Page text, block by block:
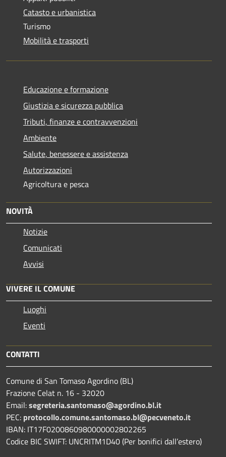
Catasto e urbanistica
Turismo
Mobilità e trasporti
Educazione e formazione
Giustizia e sicurezza pubblica
Tributi, finanze e contravvenzioni
Ambiente
Salute, benessere e assistenza
Autorizzazioni
Agricoltura e pesca
NOVITÀ
Notizie
Comunicati
Avvisi
VIVERE IL COMUNE
Luoghi
Eventi
CONTATTI
Comune di San Tomaso Agordino (BL)
Frazione Celat n. 16 - 32020
Email:segreteria.santomaso@agordino.bl.it
PEC: protocollo.comune.santomaso.bl@pecveneto.it
IBAN: IT17F0200860980000002802265
Codice BIC SWIFT: UNCRITM1D40 (Per bonifici dall’estero)